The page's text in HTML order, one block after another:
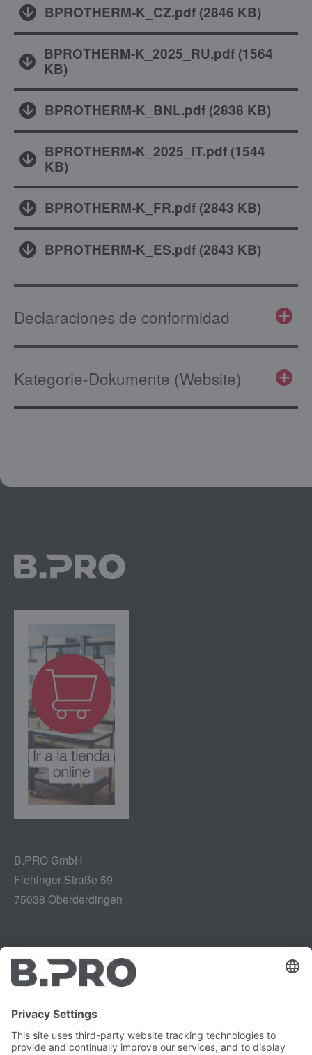
BPROTHERM-K_CZ.pdf (2846 KB)
BPROTHERM-K_2025_RU.pdf(1564
KB)
BPROTHERM-K_BNL.pdf (2838 KB)
BPROTHERM-K_2025_IT.pdf(1544
KB)
BPROTHERM-K_FR.pdf (2843 KB)
BPROTHERM-K_ES.pdf (2843 KB)
Declaraciones de conformidad
Kategorie-Dokumente (Website)
B.PRO GmbH
Flehinger Straße 59
75038 Oberderdingen
Aviso legal
Protección de datos
Referencias legales
Informe de vulnerabilidad
YouTube